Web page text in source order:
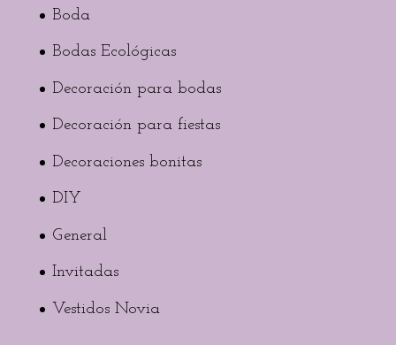
Boda
Bodas Ecológicas
Decoración para bodas
Decoración para fiestas
Decoraciones bonitas
DIY
General
Invitadas
Vestidos Novia